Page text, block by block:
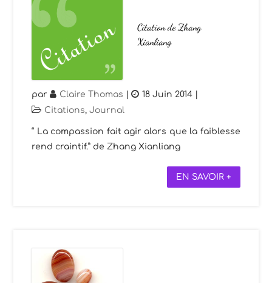
Citation de Zhang
Xianliang
par Claire Thomas | 18 Juin 2014
Citations,Journal
“ La compassion fait agir alors que la faiblesse
rend craintif.” de Zhang Xianliang
EN SAVOIR +